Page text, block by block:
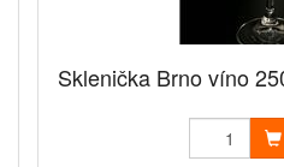
Sklenička Brno víno